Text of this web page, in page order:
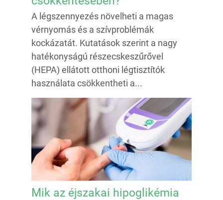
A légszennyezés növelheti a magas
vérnyomás és a szívproblémák
kockázatát. Kutatások szerint a nagy
hatékonyságú részecskeszűrővel
(HEPA) ellátott otthoni légtisztítók
használata csökkentheti a...
Mik az éjszakai hipoglikémia